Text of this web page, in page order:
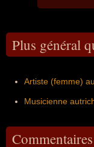
Plus général
Artiste (femme)
Musicienne
Commentaires